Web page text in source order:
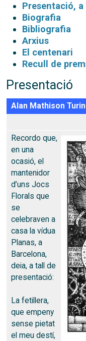
Presentació,
Biografia
Bibliografia
Arxius
El centenari
Recull de
Presentació
Alan Mathison
Recordo que,
en una
ocasió, el
mantenidor
d’uns Jocs
Florals que
se
celebraven a
casa la vídua
Planas, a
Barcelona,
deia, a tall de
presentació:
La fetillera,
que empeny
sense pietat
el meu destí,